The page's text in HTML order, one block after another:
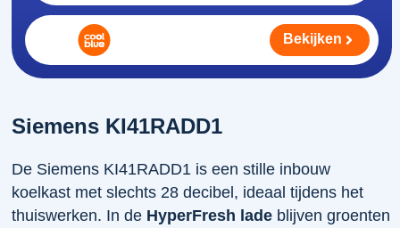
Siemens KI41RADD1
De Siemens KI41RADD1 is een stille inbouw
koelkast met slechts 28 decibel, ideaal tijdens het
thuiswerken. In de HyperFresh lade blijven groenten
Bekijken